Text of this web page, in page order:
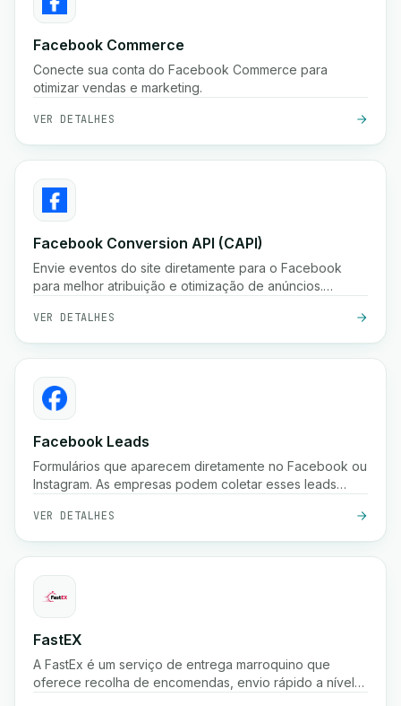
Facebook Commerce
Conecte sua conta do Facebook Commerce para
otimizar vendas e marketing.
VER DETALHES
Facebook Conversion API (CAPI)
Envie eventos do site diretamente para o Facebook
para melhor atribuição e otimização de anúncios.
Conversões do Facebook.
VER DETALHES
Facebook Leads
Formulários que aparecem diretamente no Facebook ou
Instagram. As empresas podem coletar esses leads
VER DETALHES
FastEX
A FastEx é um serviço de entrega marroquino que
oferece recolha de encomendas, envio rápido a nível